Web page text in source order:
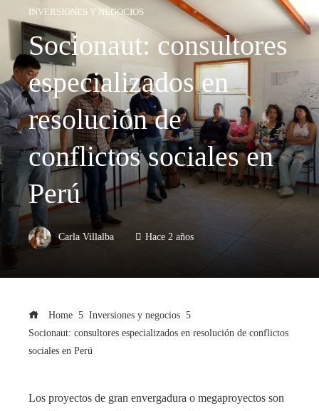
INVERSIONES Y NEGOCIOS
Socionaut: consultores
especializados en
resolución de
conflictos sociales en
Perú
Carla Villalba Hace 2 años
Home
Inversiones y negocios
Socionaut: consultores especializados en resolución de conflictos
sociales en Perú
Los proyectos de gran envergadura o megaproyectos son